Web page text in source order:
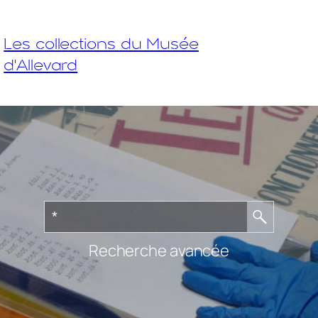
Les collections du Musée
d'Allevard
Recherche avancée